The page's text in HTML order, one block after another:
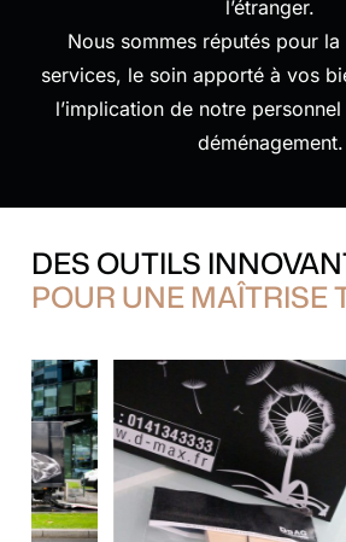
l’étranger.
Nous sommes réputés pour
services, le soin apporté à vos
l’implication de notre
déménagement.
DES OUTILS
POUR UNE MAÎTRISE